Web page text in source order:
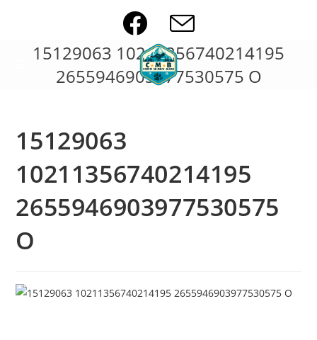
15129063 10211356740214195
2655946903977530575 O
15129063
10211356740214195
2655946903977530575
O